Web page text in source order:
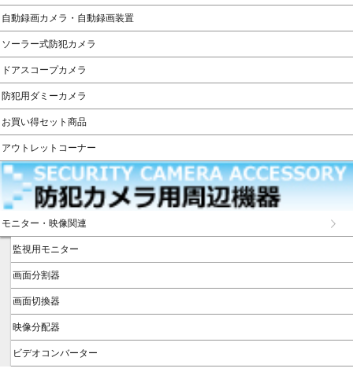
自動録画カメラ・自動録画装置
ソーラー式防犯カメラ
ドアスコープカメラ
防犯用ダミーカメラ
お買い得セット商品
アウトレットコーナー
モニター・映像関連
監視用モニター
画面分割器
画面切換器
映像分配器
ビデオコンバーター